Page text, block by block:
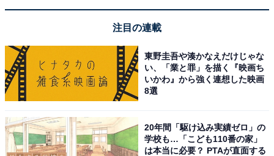
注目の連載
東野圭吾や湊かなえだけじゃな
い、「業と罪」を描く『映画ち
いかわ』から強く連想した映画
8選
20年間「駆け込み実績ゼロ」の
学校も…「こども110番の家」
は本当に必要？ PTAが直面する